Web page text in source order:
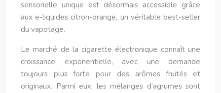
sensorielle unique est désormais accessible grâce
aux e-liquides citron-orange, un véritable best-seller
du vapotage.
Le marché de la cigarette électronique connaît une
croissance exponentielle, avec une demande
toujours plus forte pour des arômes fruités et
originaux. Parmi eux, les mélanges d’agrumes sont